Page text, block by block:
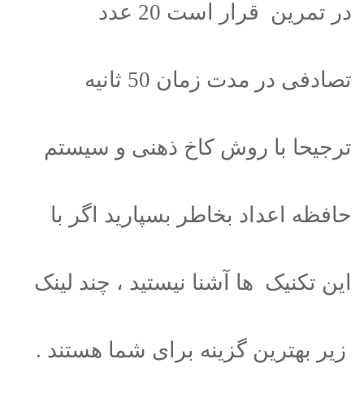
در تمرین قرار است 20 عدد
تصادفی در مدت زمان 50 ثانیه
ترجیحا با روش کاخ ذهنی و سیستم
حافظه اعداد بخاطر بسپارید اگر با
این تکنیک ها آشنا نیستید ، چند لینک
زیر بهترین گزینه برای شما هستند .